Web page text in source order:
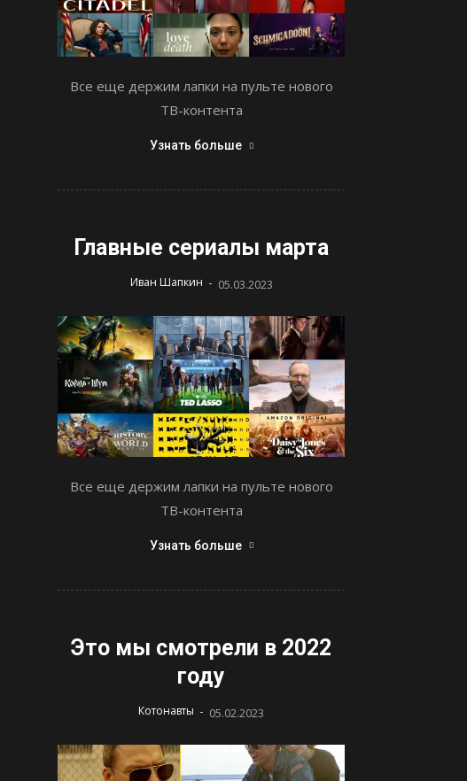
Все еще держим лапки на пульте нового
ТВ-контента
Узнать больше
Главные сериалы марта
Иван Шапкин - 05.03.2023
Все еще держим лапки на пульте нового
ТВ-контента
Узнать больше
Это мы смотрели в 2022
году
Котонавты - 05.02.2023